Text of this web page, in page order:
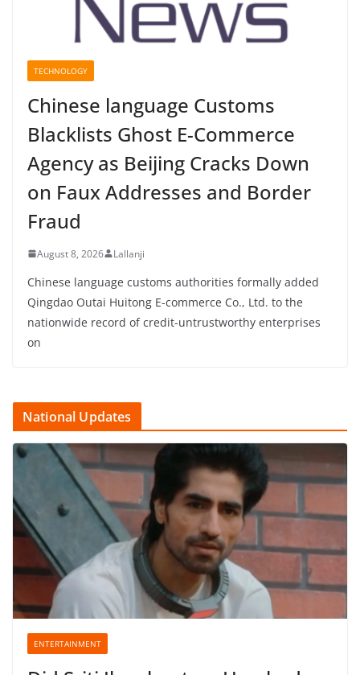
TECHNOLOGY
Chinese language Customs
Blacklists Ghost E-Commerce
Agency as Beijing Cracks Down
on Faux Addresses and Border
Fraud
August 8, 2026 Lallanji
Chinese language customs authorities formally added
Qingdao Outai Huitong E-commerce Co., Ltd. to the
nationwide record of credit-untrustworthy enterprises
on
National Updates
ENTERTAINMENT